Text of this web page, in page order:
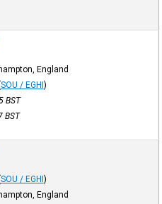
England
SOU / EGHI)
BST
BST
SOU / EGHI)
England